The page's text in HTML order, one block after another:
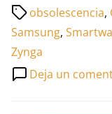
obsolescencia,
Samsung,
Zynga
Deja un
Tiempo
de
lectura
de